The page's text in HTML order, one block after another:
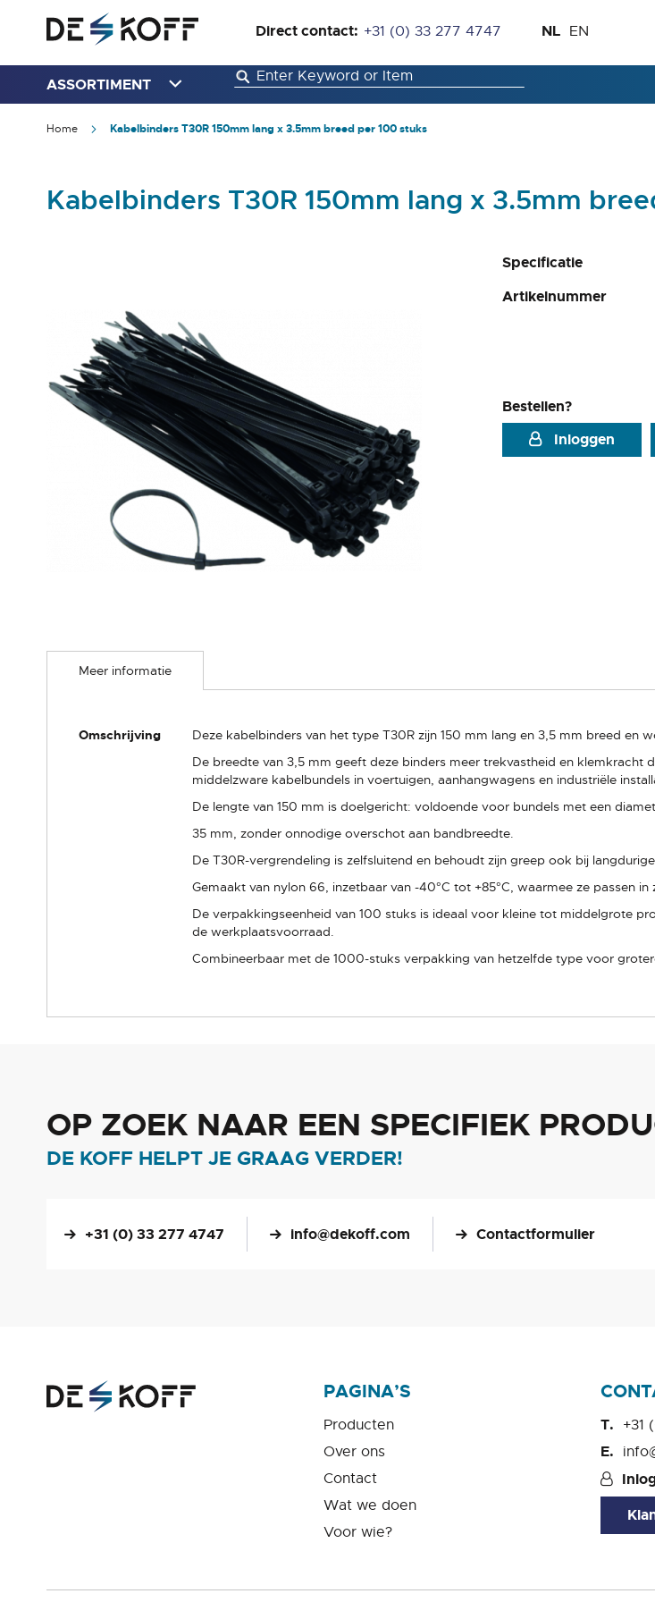
Direct contact: +31 (0) 33 277 4747
de
inhoud
Taal
NL EN
ASSORTIMENT
Home Kabelbinders T30R 150mm lang x 3.5mm breed per 100 stuks
Kabelbinders T30R 150mm lang x 3.5mm
Specificatie
Artikelnummer
Bestellen?
Inloggen
afbeeldingen-
gallerij
naar
afbeeldingen-
Meer informatie
Meer
informatie
Omschrijving
Deze kabelbinders van het type T30R zijn 150 mm lang en 3,5 mm breed en
De breedte van 3,5 mm geeft deze binders meer trekvastheid en
middelzware kabelbundels in voertuigen, aanhangwagens en industriële
De lengte van 150 mm is doelgericht: voldoende voor bundels met een
35 mm, zonder onnodige overschot aan bandbreedte.
De T30R-vergrendeling is zelfsluitend en behoudt zijn greep ook bij
Gemaakt van nylon 66, inzetbaar van -40°C tot +85°C, waarmee ze passen
De verpakkingseenheid van 100 stuks is ideaal voor kleine tot middelgrote
de werkplaatsvoorraad.
Combineerbaar met de 1000-stuks verpakking van hetzelfde type voor
OP ZOEK NAAR EEN SPECIFIEK
DE KOFF HELPT JE GRAAG VERDER!
+31 (0) 33 277 4747 info@dekoff.com Contactformulier
PAGINA’S
Producten
Over ons
Contact
Wat we doen
Voor wie?
+31